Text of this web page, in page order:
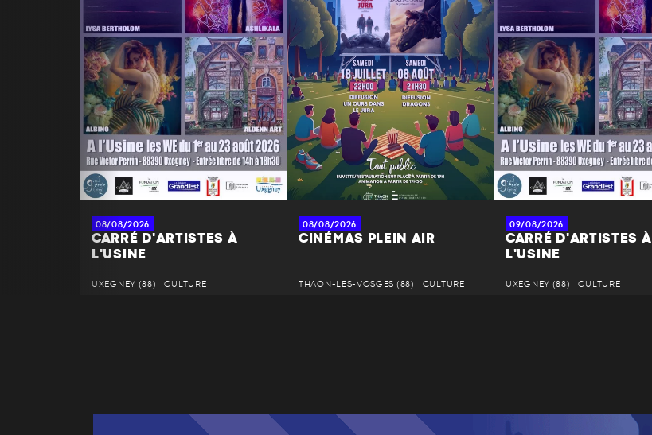
08/08/2026
CARRÉ D'ARTISTES À
L'USINE
UXEGNEY (88) • CULTURE
08/08/2026
CINÉMAS PLEIN AIR
THAON-LES-VOSGES (88) • CULTURE
09/08/2026
CARRÉ D'ARTISTES À
L'USINE
UXEGNEY (88) • CULTURE